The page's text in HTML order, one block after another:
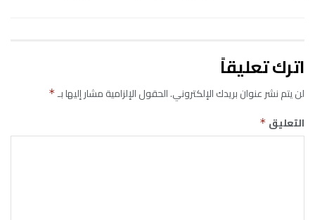
اترك تعليقاً
لن يتم نشر عنوان بريدك الإلكتروني.الحقول الإلزامية مشار إليها بـ*
التعليق *